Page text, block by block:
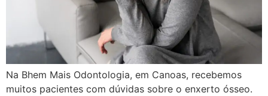
Na Bhem Mais Odontologia, em Canoas, recebemos
muitos pacientes com dúvidas sobre o enxerto ósseo.